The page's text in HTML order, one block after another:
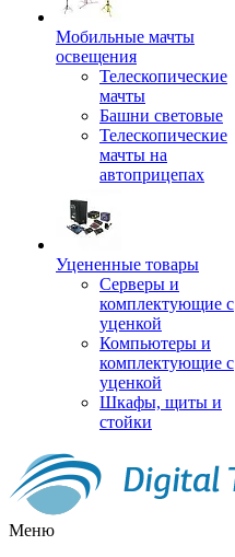
Мобильные мачты
освещения
Телескопические
мачты
Башни световые
Телескопические
мачты на
автоприцепах
Уцененные товары
Серверы и
комплектующие с
уценкой
Компьютеры и
комплектующие с
уценкой
Шкафы, щиты и
стойки
Меню